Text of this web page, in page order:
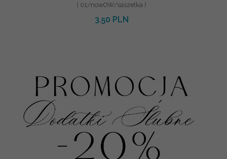
( 01/nowOW/saszetka )
3.50 PLN